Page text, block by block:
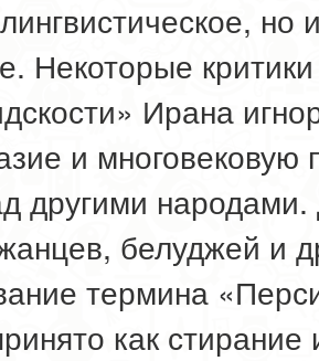
но
Некоторые
Ирана
и многовековую
другими
белуджей и
термина
как стирание